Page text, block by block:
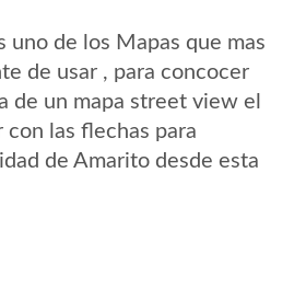
uno de los Mapas que mas
de usar , para concocer
de un mapa street view el
con las flechas para
de Amarito desde esta